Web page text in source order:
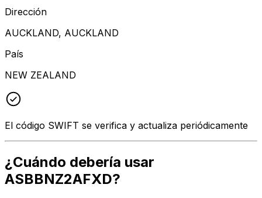
Dirección
AUCKLAND, AUCKLAND
País
NEW ZEALAND
El código SWIFT se verifica y actualiza periódicamente
¿Cuándo debería usar
ASBBNZ2AFXD?